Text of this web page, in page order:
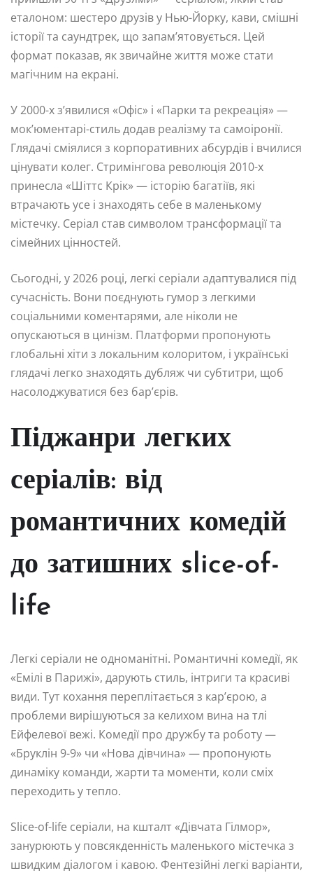
еталоном: шестеро друзів у Нью-Йорку, кави, смішні
історії та саундтрек, що запам’ятовується. Цей
формат показав, як звичайне життя може стати
магічним на екрані.
У 2000-х з’явилися «Офіс» і «Парки та рекреація» —
мок’юментарі-стиль додав реалізму та самоіронії.
Глядачі сміялися з корпоративних абсурдів і вчилися
цінувати колег. Стримінгова революція 2010-х
принесла «Шіттс Крік» — історію багатіїв, які
втрачають усе і знаходять себе в маленькому
містечку. Серіал став символом трансформації та
сімейних цінностей.
Сьогодні, у 2026 році, легкі серіали адаптувалися під
сучасність. Вони поєднують гумор з легкими
соціальними коментарями, але ніколи не
опускаються в цинізм. Платформи пропонують
глобальні хіти з локальним колоритом, і українські
глядачі легко знаходять дубляж чи субтитри, щоб
насолоджуватися без бар’єрів.
Піджанри легких
серіалів: від
романтичних комедій
до затишних slice-of-
life
Легкі серіали не одноманітні. Романтичні комедії, як
«Емілі в Парижі», дарують стиль, інтриги та красиві
види. Тут кохання переплітається з кар’єрою, а
проблеми вирішуються за келихом вина на тлі
Ейфелевої вежі. Комедії про дружбу та роботу —
«Бруклін 9-9» чи «Нова дівчина» — пропонують
динаміку команди, жарти та моменти, коли сміх
переходить у тепло.
Slice-of-life серіали, на кшталт «Дівчата Гілмор»,
занурюють у повсякденність маленького містечка з
швидким діалогом і кавою. Фентезійні легкі варіанти,